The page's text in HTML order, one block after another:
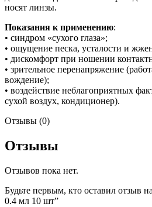
носят линзы.
Показания к применению:
• синдром «сухого глаза»;
• ощущение песка, усталости и
• дискомфорт при ношении
• зрительное перенапряжение
вождение);
• воздействие неблагоприятных
сухой воздух, кондиционер).
Отзывы (0)
Отзывы
Отзывов пока нет.
Будьте первым, кто оставил отзыв
0.4 мл 10 шт”